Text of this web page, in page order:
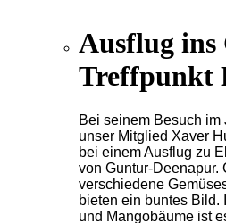
Ausflug ins
Treffpunkt
Bei seinem Besuch
unser Mitglied Xaver
bei einem Ausflug zu
von Guntur-Deenapur.
verschiedene
bieten ein buntes Bild.
und Mangobäume ist